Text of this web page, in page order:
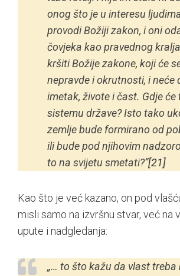
onog što je u interesu
provodi Božiji zakon, i oni
čovjeka kao pravednog
kršiti Božije zakone, koji će
nepravde i okrutnosti, i neće
imetak, živote i čast. Gdje
sistemu države? Isto tako
zemlje bude formirano od
ili bude pod njihovim
to na svijetu smetati?“[21]
Kao što je već kazano, on pod
misli samo na izvršnu stvar, već na
upute i nadgledanja:
„… to što kažu da vlast treba